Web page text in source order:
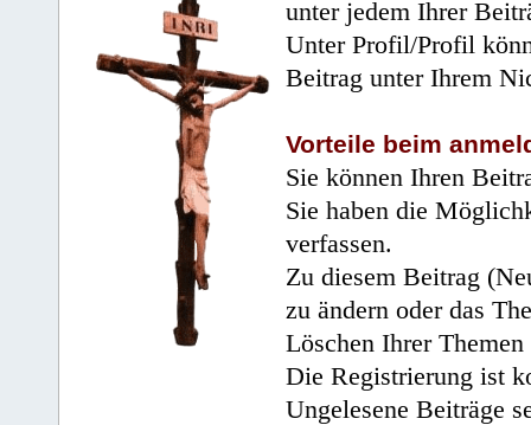
unter jedem Ihrer
Unter Profil/Profil
Beitrag unter Ihrem
Vorteile beim
Sie können Ihren
Sie haben die
verfassen.
Zu diesem Beitrag
zu ändern oder das
Löschen Ihrer
Die Registrierung ist
Ungelesene Beiträge